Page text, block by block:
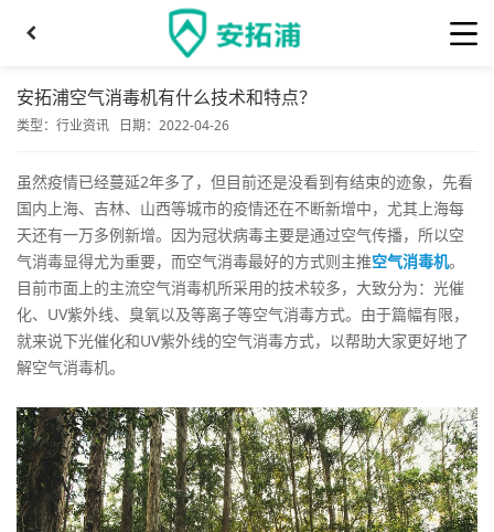
安拓浦空气消毒机有什么技术和特点？
类型： 行业资讯 日期：2022-04-26
虽然疫情已经蔓延2年多了，但目前还是没看到有结束的迹象，先看
国内上海、吉林、山西等城市的疫情还在不断新增中，尤其上海每
天还有一万多例新增。因为冠状病毒主要是通过空气传播，所以空
气消毒显得尤为重要，而空气消毒最好的方式则主推空气消毒机。
目前市面上的主流空气消毒机所采用的技术较多，大致分为：光催
化、UV紫外线、臭氧以及等离子等空气消毒方式。由于篇幅有限，
就来说下光催化和UV紫外线的空气消毒方式，以帮助大家更好地了
解空气消毒机。